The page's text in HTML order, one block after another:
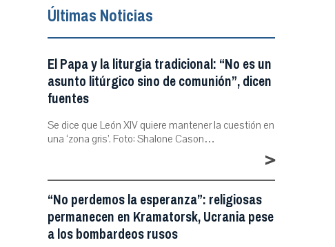
Últimas Noticias
El Papa y la liturgia tradicional: “No es un
asunto litúrgico sino de comunión”, dicen
fuentes
Se dice que León XIV quiere mantener la cuestión en
una ‘zona gris’. Foto: Shalone Cason…
>
“No perdemos la esperanza”: religiosas
permanecen en Kramatorsk, Ucrania pese
a los bombardeos rusos